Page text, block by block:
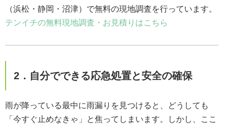
（浜松・静岡・沼津）で無料の現地調査を行っています。
テンイチの無料現地調査・お見積りはこちら
2．自分でできる応急処置と安全の確保
雨が降っている最中に雨漏りを見つけると、どうしても
「今すぐ止めなきゃ」と焦ってしまいます。しかし、ここ